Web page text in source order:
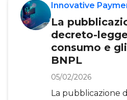
Innovative
La
decreto-
consumo e
BNPL
05/02/2026
La pubblicazione